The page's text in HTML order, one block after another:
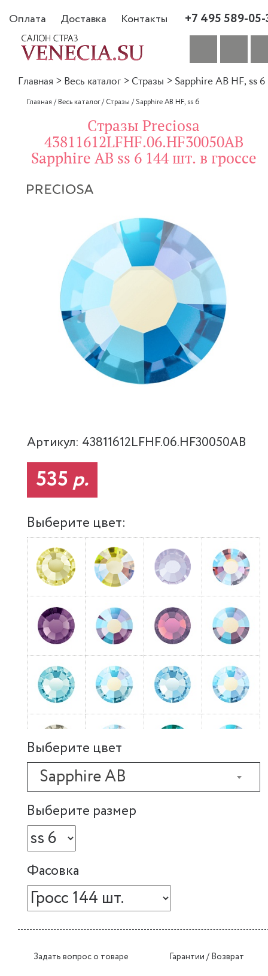
Оплата Доставка Контакты +7 495 589-
Главная > Весь каталог > Стразы > Sapphire AB HF, ss 6
Главная /Весь каталог/Стразы /Sapphire AB HF, ss 6
Стразы Preciosa
43811612LFHF.06.HF30050AB
Sapphire AB ss 6 144 шт. в гроссе
Артикул: 43811612LFHF.06.HF30050AB
535 р.
Выберите цвет:
Выберите цвет
Sapphire AB
Выберите размер
Фасовка
Задать вопрос о товаре Гарантии / Возврат